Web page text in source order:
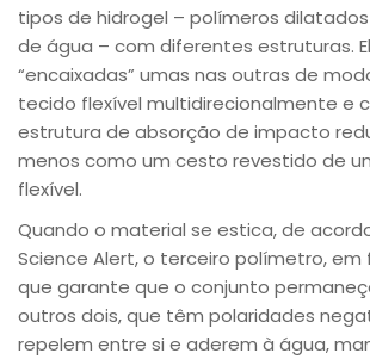
tipos de hidrogel – polímeros
de água – com diferentes estruturas.
“encaixadas” umas nas outras de
tecido flexível multidirecionalmente e
estrutura de absorção de impacto
menos como um cesto revestido de
flexível.
Quando o material se estica, de
Science Alert, o terceiro polímetro, em
que garante que o conjunto
outros dois, que têm polaridades
repelem entre si e aderem à água,